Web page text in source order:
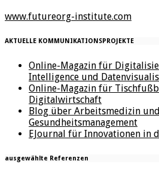
www.futureorg-institute.com
AKTUELLE KOMMUNIKATIONSPROJEKTE
Online-Magazin für
Intelligence und
Online-Magazin für
Digitalwirtschaft
Blog über Arbeitsmedizin und
Gesundheitsmanagement
EJournal für Innovationen in
ausgewählte Referenzen